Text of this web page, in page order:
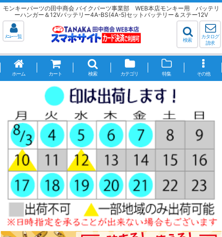
モンキーパーツの田中商会 バイクパーツ事業部 WEB本店モンキー用 バッテリ
ーハンガー＆12Vバッテリー4A-BS(4A-5)セットバッテリー＆ステー12V
ﾒﾆｭｰ一覧
検索
カタログ
請求
ホーム カート 検索 カテゴリ 特集 その他